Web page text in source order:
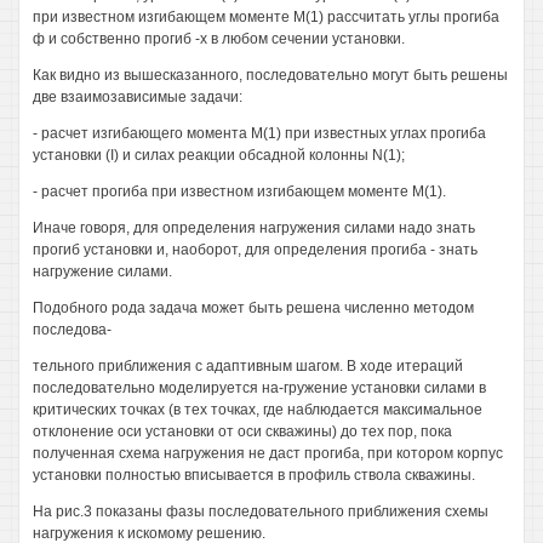
при известном изгибающем моменте М(1) рассчитать углы прогиба
ф и собственно прогиб -х в любом сечении установки.
Как видно из вышесказанного, последовательно могут быть решены
две взаимозависимые задачи:
- расчет изгибающего момента М(1) при известных углах прогиба
установки (I) и силах реакции обсадной колонны N(1);
- расчет прогиба при известном изгибающем моменте М(1).
Иначе говоря, для определения нагружения силами надо знать
прогиб установки и, наоборот, для определения прогиба - знать
нагружение силами.
Подобного рода задача может быть решена численно методом
последова-
тельного приближения с адаптивным шагом. В ходе итераций
последовательно моделируется на-гружение установки силами в
критических точках (в тех точках, где наблюдается максимальное
отклонение оси установки от оси скважины) до тех пор, пока
полученная схема нагружения не даст прогиба, при котором корпус
установки полностью вписывается в профиль ствола скважины.
На рис.3 показаны фазы последовательного приближения схемы
нагружения к искомому решению.